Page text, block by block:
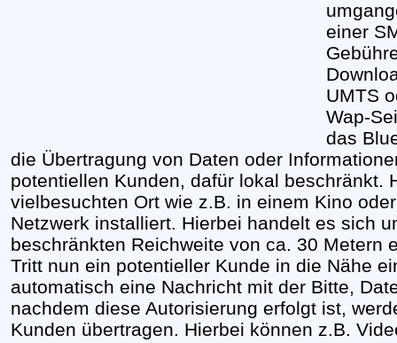
einer
UMTS
Wap-
das
die Übertragung von Daten oder
potentiellen Kunden, dafür lokal beschränkt.
vielbesuchten Ort wie z.B. in einem Kino
Netzwerk installiert. Hierbei handelt es sich
beschränkten Reichweite von ca. 30 Metern
Tritt nun ein potentieller Kunde in die Nähe
automatisch eine Nachricht mit der Bitte,
nachdem diese Autorisierung erfolgt ist,
Kunden übertragen. Hierbei können z.B.